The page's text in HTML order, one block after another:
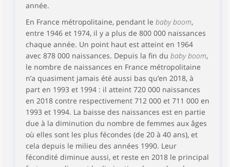
année.
En France métropolitaine, pendant le baby boom,
entre 1946 et 1974, il y a plus de 800 000 naissances
chaque année. Un point haut est atteint en 1964
avec 878 000 naissances. Depuis la fin du baby boom,
le nombre de naissances en France métropolitaine
n’a quasiment jamais été aussi bas qu’en 2018, à
part en 1993 et 1994 : il atteint 720 000 naissances
en 2018 contre respectivement 712 000 et 711 000 en
1993 et 1994. La baisse des naissances est en partie
due à la diminution du nombre de femmes aux âges
où elles sont les plus fécondes (de 20 à 40 ans), et
cela depuis le milieu des années 1990. Leur
fécondité diminue aussi, et reste en 2018 le principal